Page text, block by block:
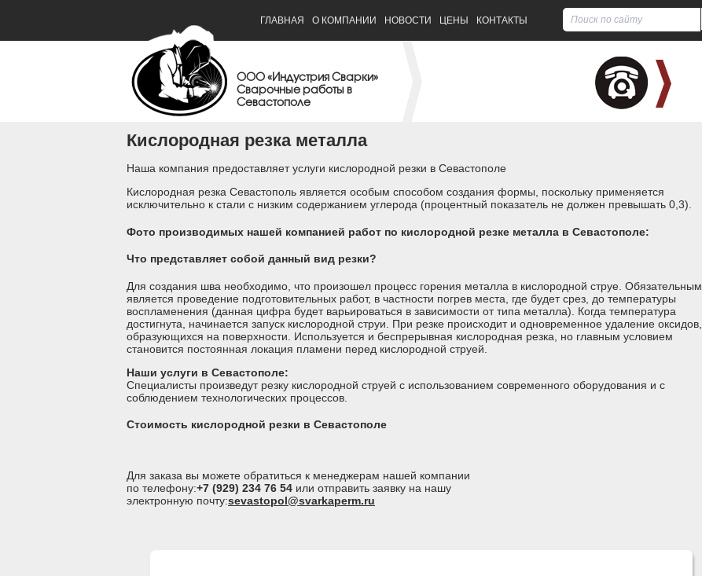
ГЛАВНАЯ О КОМПАНИИ НОВОСТИ ЦЕНЫ КОНТАКТЫ
ООО «Индустрия Сварки»
Сварочные работы в
Севастополе
Кислородная резка металла
Наша компания предоставляет услуги кислородной резки в Севастополе
Кислородная резка Севастополь является особым способом создания формы, поскольку применяется
исключительно к стали с низким содержанием углерода (процентный показатель не должен превышать 0,3).
Фото производимых нашей компанией работ по кислородной резке металла в Севастополе:
Что представляет собой данный вид резки?
Для создания шва необходимо, что произошел процесс горения металла в кислородной струе. Обязательным
является проведение подготовительных работ, в частности погрев места, где будет срез, до температуры
воспламенения (данная цифра будет варьироваться в зависимости от типа металла). Когда температура
достигнута, начинается запуск кислородной струи. При резке происходит и одновременное удаление оксидов,
образующихся на поверхности. Используется и беспрерывная кислородная резка, но главным условием
становится постоянная локация пламени перед кислородной струей.
Наши услуги в Севастополе:
Специалисты произведут резку кислородной струей с использованием современного оборудования и с
соблюдением технологических процессов.
Стоимость кислородной резки в Севастополе
Для заказа вы можете обратиться к менеджерам нашей компании
по телефону:+7 (929) 234 76 54 или отправить заявку на нашу
электронную почту:sevastopol@svarkaperm.ru